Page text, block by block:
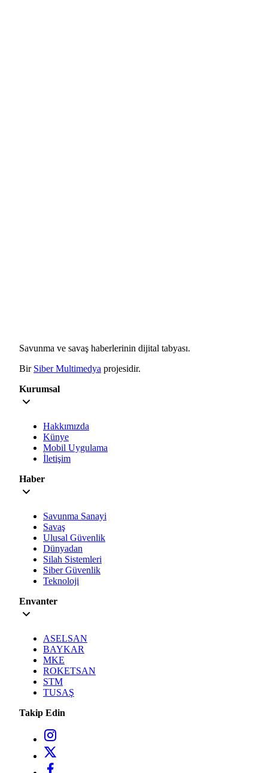
Savunma ve savaş haberlerinin dijital tabyası.
Bir Siber Multimedya projesidir.
Kurumsal
Hakkımızda
Künye
Mobil Uygulama
İletişim
Haber
Savunma Sanayi
Savaş
Ulusal Güvenlik
Dünyadan
Silah Sistemleri
Siber Güvenlik
Teknoloji
Envanter
ASELSAN
BAYKAR
MKE
ROKETSAN
STM
TUSAŞ
Takip Edin